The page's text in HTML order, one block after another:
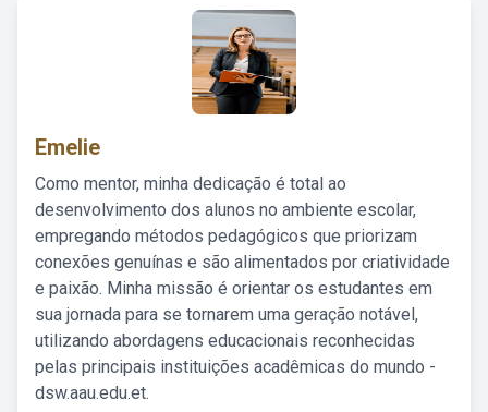
Emelie
Como mentor, minha dedicação é total ao
desenvolvimento dos alunos no ambiente escolar,
empregando métodos pedagógicos que priorizam
conexões genuínas e são alimentados por criatividade
e paixão. Minha missão é orientar os estudantes em
sua jornada para se tornarem uma geração notável,
utilizando abordagens educacionais reconhecidas
pelas principais instituições acadêmicas do mundo -
dsw.aau.edu.et.